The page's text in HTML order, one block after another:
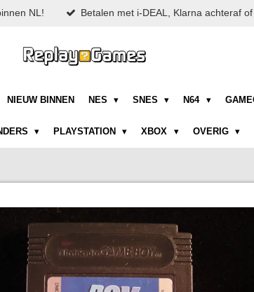
NL! Betalen met i-DEAL, Klarna achteraf
NIEUW BINNEN NES SNES N64
PLAYSTATION XBOX OVERIG